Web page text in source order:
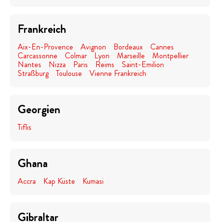
Frankreich
Aix-En-Provence Avignon Bordeaux Cannes
Carcassonne Colmar Lyon Marseille Montpellier
Nantes Nizza Paris Reims Saint-Emilion
Straßburg Toulouse Vienne Frankreich
Georgien
Tiflis
Ghana
Accra Kap Küste Kumasi
Gibraltar